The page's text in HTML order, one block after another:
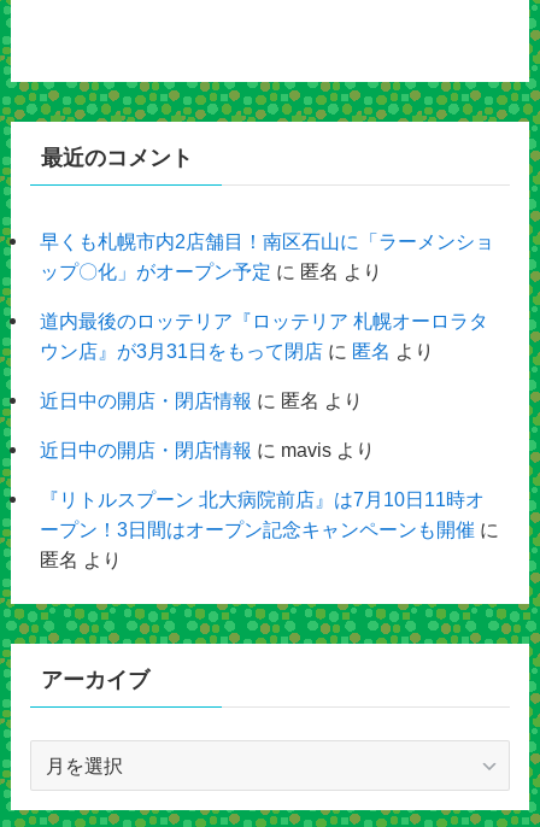
最近のコメント
早くも札幌市内2店舗目！南区石山に「ラーメンショ
ップ〇化」がオープン予定 に 匿名 より
道内最後のロッテリア『ロッテリア 札幌オーロラタ
ウン店』が3月31日をもって閉店に 匿名 より
近日中の開店・閉店情報 に 匿名 より
近日中の開店・閉店情報 に mavisより
『リトルスプーン 北大病院前店』は7月10日11時オ
ープン！3日間はオープン記念キャンペーンも開催 に
匿名 より
アーカイブ
カ